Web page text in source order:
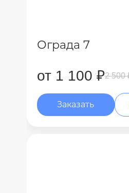
Ограда 7
от 1 100 ₽2 500
Заказать